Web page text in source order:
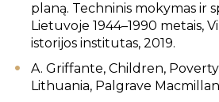
planą. Techninis mokymas ir
Lietuvoje 1944–1990 metais,
istorijos institutas, 2019.
A. Griffante, Children,
Lithuania, Palgrave